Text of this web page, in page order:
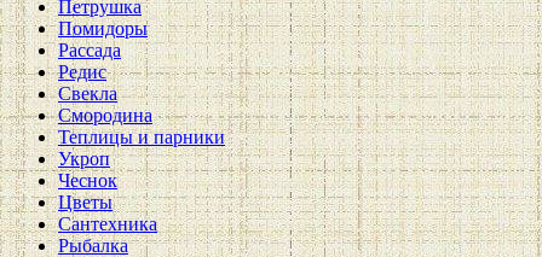
Петрушка
Помидоры
Рассада
Редис
Свекла
Смородина
Теплицы и парники
Укроп
Чеснок
Цветы
Сантехника
Рыбалка